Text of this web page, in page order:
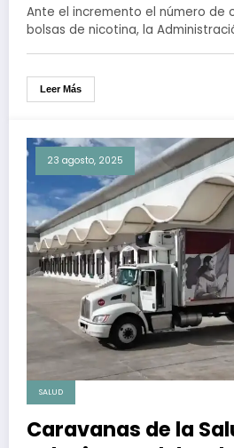
fabricantes utilizar
prueba de niños
Ante el incremento el número de
bolsas de nicotina, la
Leer Más
23 agosto, 2025
SALUD
Caravanas de la